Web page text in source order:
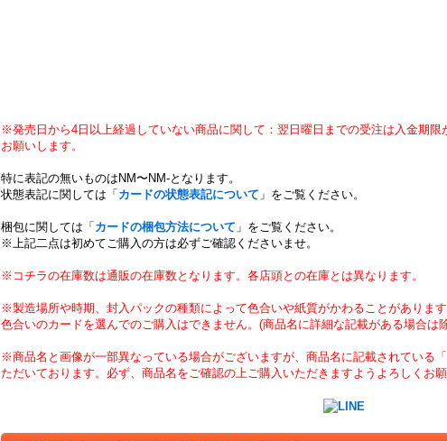
※発売日から4日以上経過していない商品に関して：翌日曜日までの受注は入金期
お願いします。
特に表記の無いものはNM〜NM-となります。
状態表記に関しては「 カードの状態表記について 」をご覧ください。
梱包に関しては「 カードの梱包方法について 」をご覧ください。
※上記二点は初めてご購入の方は必ずご確認くださいませ。
※コチラの在庫数は通販の在庫数となります。各店頭との在庫とは異なります。
※製造場所や時期、封入パックの種類によって色合いや紙質がかわることがありま
色合いのカードを選んでのご購入はできません。(商品名に詳細な記載がある場合は
※商品名と画像が一部異なっている場合がございますが、商品名に記載されている
ただいております。必ず、商品名をご確認の上ご購入いただきますようよろしくお願